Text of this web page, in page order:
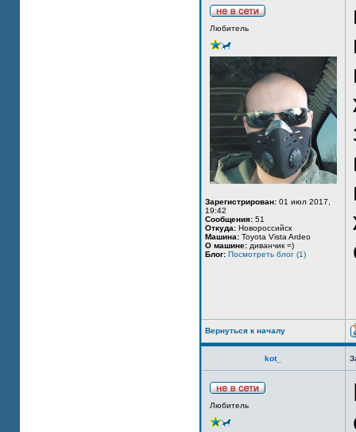
Любитель
Зарегистрирован: 01 июл 2017,
19:42
Сообщения: 51
Откуда: Новороссийск
Машина: Toyota Vista Ardeo
О машине: диванчик =)
Блог: Посмотреть блог (1)
Вернуться к началу
kot_
Любитель